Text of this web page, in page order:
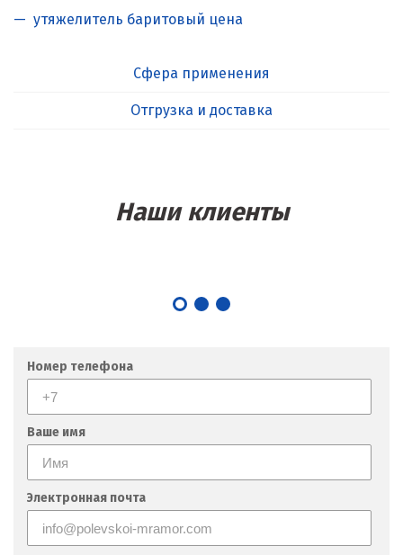
утяжелитель баритовый цена
Сфера применения
Отгрузка и доставка
Наши клиенты
Номер телефона
Ваше имя
Электронная почта